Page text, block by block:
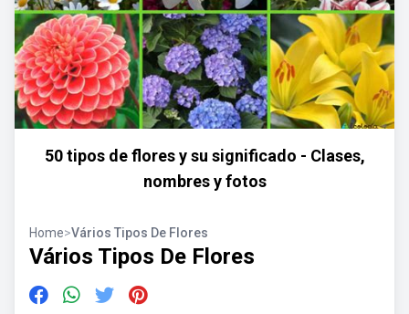
50 tipos de flores y su significado - Clases,
nombres y fotos
Home>Vários Tipos De Flores
Vários Tipos De Flores